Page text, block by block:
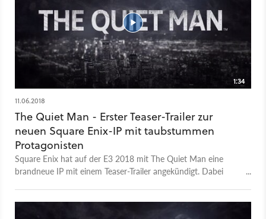
1:34
11.06.2018
The Quiet Man - Erster Teaser-Trailer zur
neuen Square Enix-IP mit taubstummen
Protagonisten
Square Enix hat auf der E3 2018 mit The Quiet Man eine
brandneue IP mit einem Teaser-Trailer angekündigt. Dabei
Quiet Man erscheint für PS4 und PC. Ein Release-Datum gibt